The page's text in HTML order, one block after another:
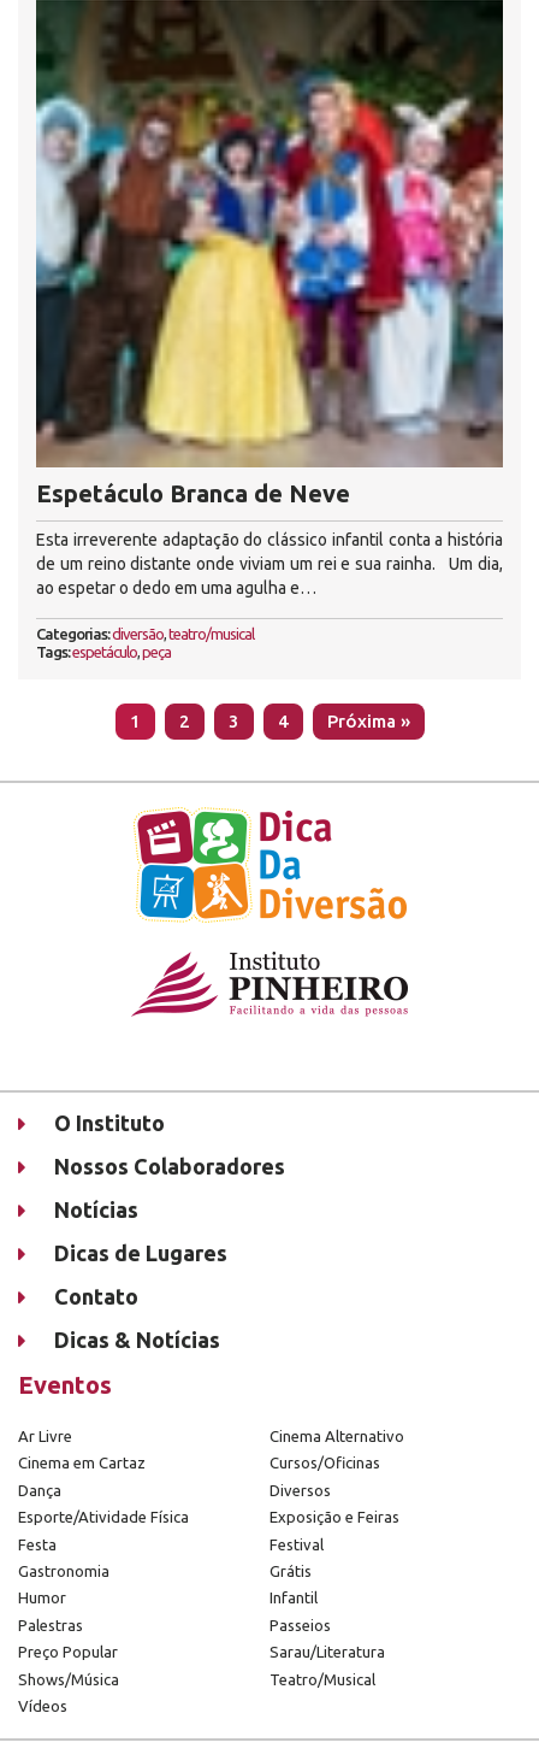
Espetáculo Branca de Neve
Esta irreverente adaptação do clássico infantil conta a história
de um reino distante onde viviam um rei e sua rainha. Um dia,
ao espetar o dedo em uma agulha e…
Categorias:diversão,teatro/musical
Tags:espetáculo,peça
1 2 3 4 Próxima »
O Instituto
Nossos Colaboradores
Notícias
Dicas de Lugares
Contato
Dicas & Notícias
Eventos
Ar Livre
Cinema Alternativo
Cinema em Cartaz
Cursos/Oficinas
Dança
Diversos
Esporte/Atividade Física
Exposição e Feiras
Festa
Festival
Gastronomia
Grátis
Humor
Infantil
Palestras
Passeios
Preço Popular
Sarau/Literatura
Shows/Música
Teatro/Musical
Vídeos